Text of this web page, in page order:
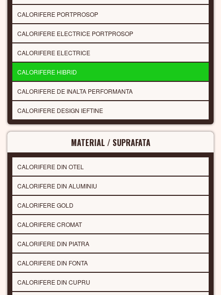
CALORIFERE PORTPROSOP
CALORIFERE ELECTRICE PORTPROSOP
CALORIFERE ELECTRICE
CALORIFERE HIBRID
CALORIFERE DE INALTA PERFORMANTA
CALORIFERE DESIGN IEFTINE
MATERIAL / SUPRAFATA
CALORIFERE DIN OTEL
CALORIFERE DIN ALUMINIU
CALORIFERE GOLD
CALORIFERE CROMAT
CALORIFERE DIN PIATRA
CALORIFERE DIN FONTA
CALORIFERE DIN CUPRU